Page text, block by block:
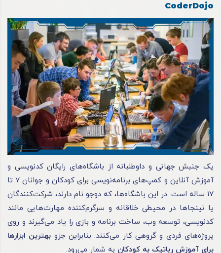
CoderDojo
یک جنبش جهانی و داوطلبانه از باشگاه‌های رایگان کدنویسی و
آموزش آنلاین و کمپ‌های برنامه‌نویسی برای کودکان و جوانان ۷ تا
۱۷ ساله است. در این باشگاه‌ها، که دوجو نام دارند، شرکت‌کنندگان
یا نینجاها در محیطی خلاقانه و سرگرم‌کننده مهارت‌هایی مانند
کدنویسی، توسعه وب، ساخت برنامه و بازی را یاد می‌گیرند و روی
پروژه‌های فردی و گروهی کار می‌کنند. بنابراین جزو بهترین ابزارها
برای آموزش رباتیک به کودکان به شمار می‌رود.